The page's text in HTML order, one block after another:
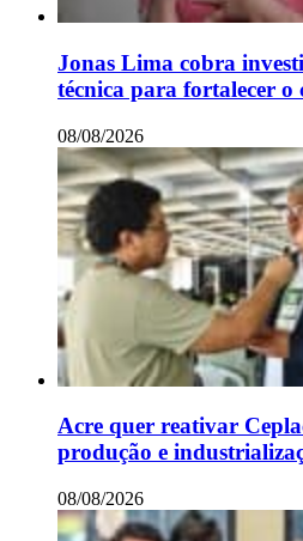
Jonas Lima cobra
técnica para fortalecer
08/08/2026
Acre quer reativar
produção e
08/08/2026